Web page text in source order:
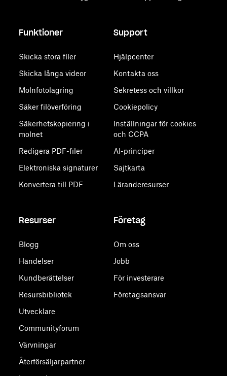
Funktioner
Skicka stora filer
Skicka långa videor
Molnfotolagring
Säker filöverföring
Säkerhetskopiering i
molnet
Redigera PDF-filer
Elektroniska signaturer
Konvertera till PDF
Support
Hjälpcenter
Kontakta oss
Sekretess och villkor
Cookiepolicy
Inställningar för cookies
och CCPA
AI-principer
Sajtkarta
Läranderesurser
Resurser
Blogg
Händelser
Kundberättelser
Resursbibliotek
Utvecklare
Communityforum
Värvningar
Återförsäljarpartner
Företag
Om oss
Jobb
För investerare
Företagsansvar